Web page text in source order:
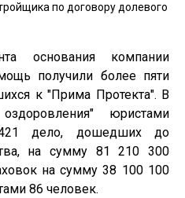
по договору долевого
основания компании
получили более пяти
к "Прима Протекта". В
юристами
дело, дошедших до
на сумму 81 210 300
на сумму 38 100 100
86 человек.